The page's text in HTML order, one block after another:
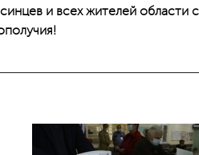
и всех жителей